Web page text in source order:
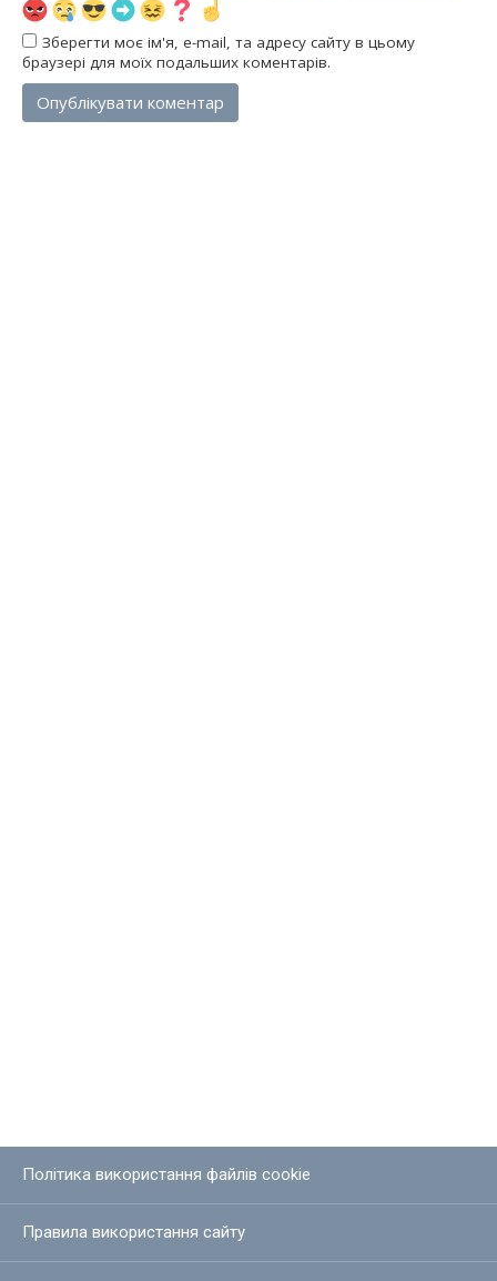
Зберегти моє ім'я, e-mail, та адресу сайту в цьому
браузері для моїх подальших коментарів.
Політика використання файлів cookie
Правила використання сайту